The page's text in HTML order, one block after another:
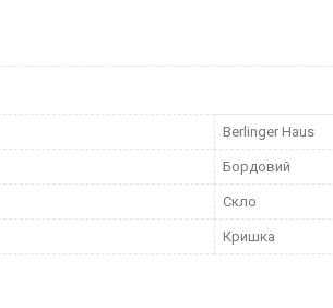
Berlinger Haus
Бордовий
Скло
Кришка